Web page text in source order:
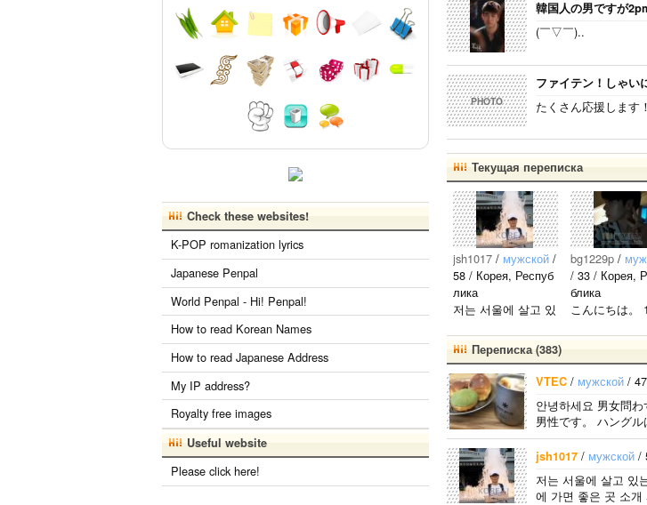
ンチャンぺんです！
(￣▽￣)..
PHOTO
ファイテン！しゃい
たくさん応援します
Текущая переписка
jsh1017 / мужской/
58 / Корея, Респуб
лика
저는 서울에 살고 있
다 일본의 비슷한 연
령의 친구들과 친해
지고 싶어요 일본에
가면 좋은 곳 소개
시켜주면 감사하겠
습니다 반대로 한국
에 오시면 가이드 해
드릴..
bg1229p /
/ 33 / Корея,
блика
こんにちは。
島です。 日本
とは高校生の
興味を持ちま
日本の好きな
は文化や食べ
す。 特に街の
気が..
Переписка (383)
VTEC / мужской /
안녕하세요 男女問
男性です。 ハング
jsh1017 / мужской /
저는 서울에 살고 있
에 가면 좋은 곳 소
Check these websites!
K-POP romanization lyrics
Japanese Penpal
World Penpal - Hi! Penpal!
How to read Korean Names
How to read Japanese Address
My IP address?
Royalty free images
Useful website
Please click here!